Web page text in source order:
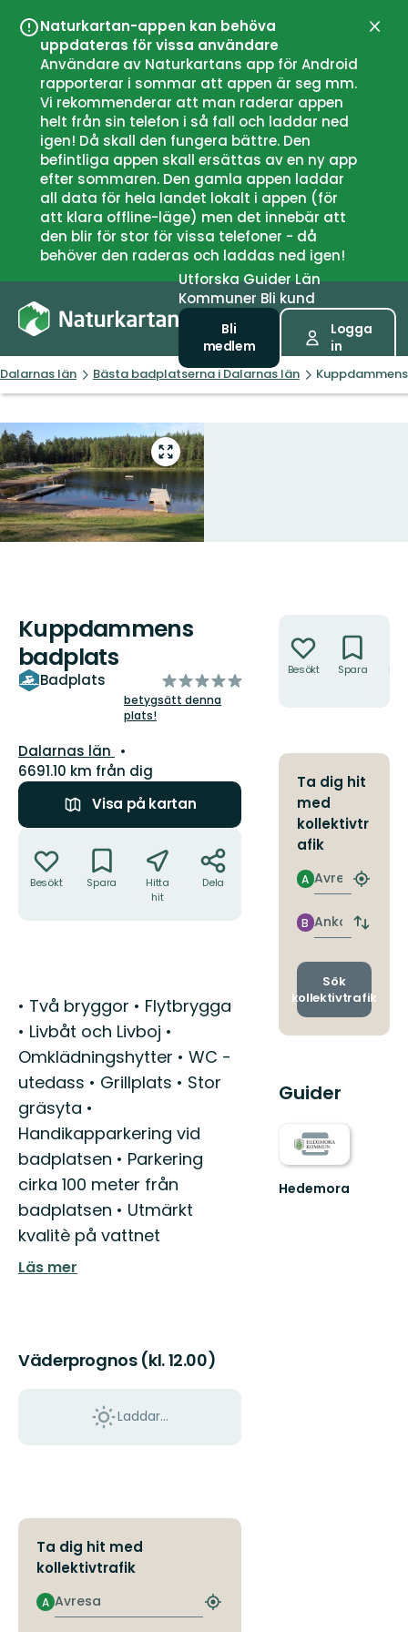
Naturkartan-appen kan behöva
uppdateras för vissa användare
Användare av Naturkartans app för Android
rapporterar i sommar att appen är seg mm.
Vi rekommenderar att man raderar appen
helt från sin telefon i så fall och laddar ned
igen! Då skall den fungera bättre. Den
befintliga appen skall ersättas av en ny app
efter sommaren. Den gamla appen laddar
all data för hela landet lokalt i appen (för
att klara offline-läge) men det innebär att
den blir för stor för vissa telefoner - då
behöver den raderas och laddas ned igen!
UtforskaGuiderLän
Kommuner Bli kund
Bli
medlem
Logga
in
Dalarnas län Bästa badplatserna i Dalarnas län
Gå
till
helskärmsläge
Kuppdammens
badplats
Badplats
av
5
betygsätt denna
plats!
Län:
Dalarnas län
6691.10 km från dig
Visa på kartan
Besökt Spara
Hitta
hit
Dela
Beskrivning
• Två bryggor • Flytbrygga
• Livbåt och Livboj •
Omklädningshytter • WC -
utedass • Grillplats • Stor
gräsyta •
Handikapparkering vid
badplatsen • Parkering
cirka 100 meter från
badplatsen • Utmärkt
kvalitè på vattnet
Läs mer
Väderprognos (kl. 12.00)
Laddar...
Ta dig hit med
kollektivtrafik
Avresa
A
Hitta
Besökt Spara
Ta dig hit
med
kollektivtr
afik
Avresa
A
Hitta
Ankomst
B
Byt
och
Sök
kollektivtrafik
Guider
Hedemora